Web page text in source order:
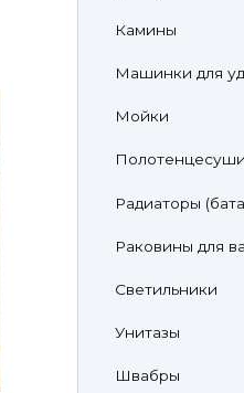
Камины
Машинки для
Мойки
Радиаторы
Раковины для
Светильники
Унитазы
Швабры